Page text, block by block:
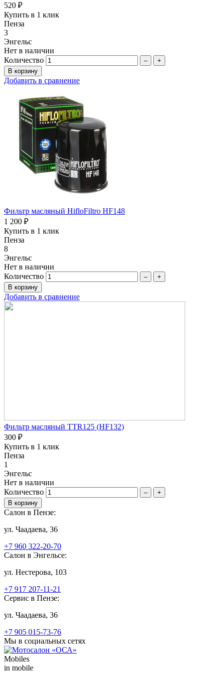
520 ₽
Купить в 1 клик
Пенза
3
Энгельс
Нет в наличии
Количество
– +
Добавить в сравнение
Фильтр масляный HifloFiltro HF148
1 200 ₽
Купить в 1 клик
Пенза
8
Энгельс
Нет в наличии
Количество
– +
Добавить в сравнение
Фильтр масляный TTR125 (HF132)
300 ₽
Купить в 1 клик
Пенза
1
Энгельс
Нет в наличии
Количество
– +
Салон в Пензе:
ул. Чаадаева, 36
+7 960 322-20-70
Салон в Энгельсе:
ул. Нестерова, 103
+7 917 207-11-21
Сервис в Пензе:
ул. Чаадаева, 36
+7 905 015-73-76
Мы в социальных сетях
Mobiles
in mobile